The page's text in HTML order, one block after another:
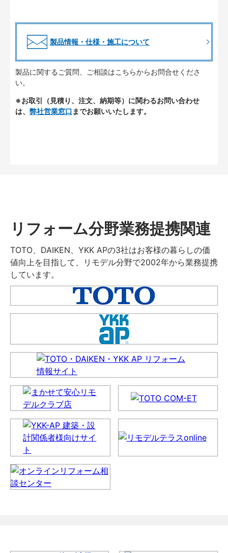
製品情報・仕様・施工について
製品に関するご質問、ご相談はこちらからお問合せくださ
い。
※お取引（見積り、注文、納期等）に関わるお問い合わせ
は、 弊社営業窓口 までお願いいたします。
リフォーム分野業務提携関連
TOTO、DAIKEN、YKK APの3社はお客様の暮らしの価
値向上を目指して、リモデル分野で2002年から業務提携
しています。